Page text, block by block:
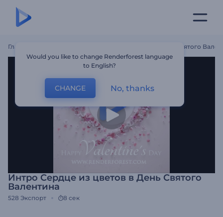
Главная Интро Сердце Из Цветов В День Святого
Интро Сердце из цветов в День Святого
Валентина
528 Экспорт 8 сек
Would you like to change Renderforest language
to English?
CHANGE No, thanks